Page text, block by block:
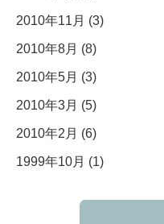
2010年11月 (3)
2010年8月 (8)
2010年5月 (3)
2010年3月 (5)
2010年2月 (6)
1999年10月 (1)